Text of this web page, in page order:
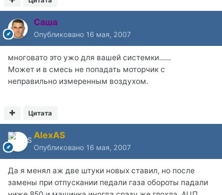
Саша
Опубликовано 16 мая, 2007
многовато это ужо для вашей системки......
Может и в смесь не попадать моторчик с
неправильно измеренным воздухом.
Цитата
AlexAS
Опубликовано 16 мая, 2007
Да я менял аж две штуки новых ставил, но после
замены при отпускании педали газа обороты падали